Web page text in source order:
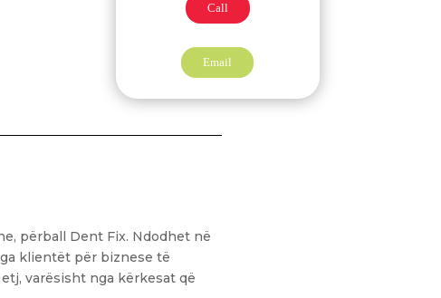
Call
Email
përball Dent Fix. Ndodhet në
klientët për biznese të
varësisht nga kërkesat që